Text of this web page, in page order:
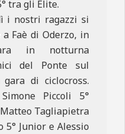
tra gli Elite.
i nostri ragazzi si
Faè di Oderzo, in
in notturna
del Ponte sul
di ciclocross.
Piccoli 5°
Tagliapietra
5° Junior e Alessio